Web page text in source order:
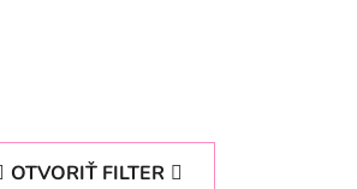
OTVORIŤ FILTER